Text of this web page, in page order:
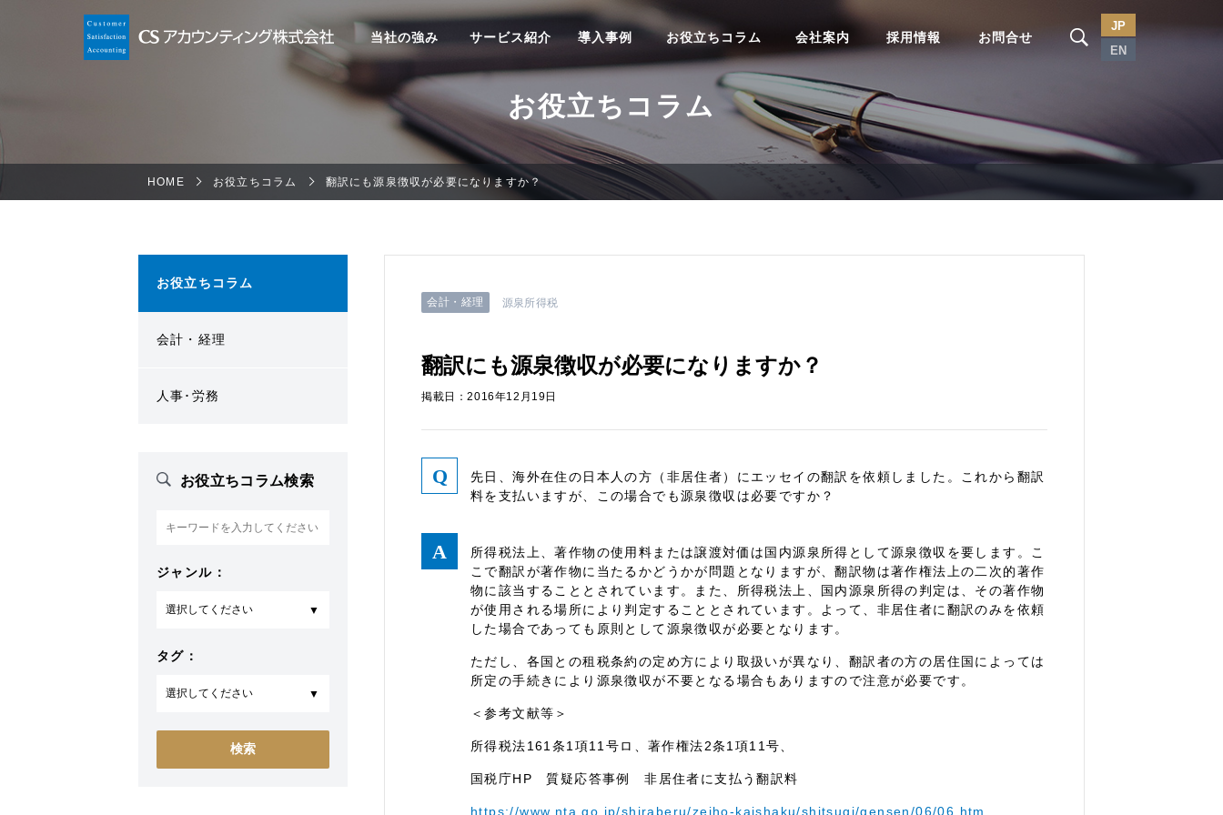
当社の強み サービス紹介 導入事例 お役立ちコラム 会社案内 採用情報 お問合せ
JP
EN
お役立ちコラム
HOME お役立ちコラム 翻訳にも源泉徴収が必要になりますか？
お役立ちコラム
会計・経理
人事･労務
お役立ちコラム検索
ジャンル：
タグ：
会計・経理 源泉所得税
翻訳にも源泉徴収が必要になりますか？
掲載日：2016年12月19日
先日、海外在住の日本人の方（非居住者）にエッセイの翻訳を依頼しました。これから翻訳
料を支払いますが、この場合でも源泉徴収は必要ですか？
所得税法上、著作物の使用料または譲渡対価は国内源泉所得として源泉徴収を要します。こ
こで翻訳が著作物に当たるかどうかが問題となりますが、翻訳物は著作権法上の二次的著作
物に該当することとされています。また、所得税法上、国内源泉所得の判定は、その著作物
が使用される場所により判定することとされています。よって、非居住者に翻訳のみを依頼
した場合であっても原則として源泉徴収が必要となります。
ただし、各国との租税条約の定め方により取扱いが異なり、翻訳者の方の居住国によっては
所定の手続きにより源泉徴収が不要となる場合もありますので注意が必要です。
＜参考文献等＞
所得税法161条1項11号ロ、著作権法2条1項11号、
国税庁HP 質疑応答事例 非居住者に支払う翻訳料
https://www.nta.go.jp/shiraberu/zeiho-kaishaku/shitsugi/gensen/06/06.htm